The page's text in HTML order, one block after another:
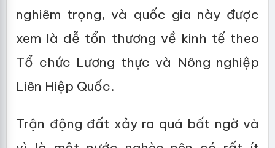
nghiêm trọng, và quốc gia này được
xem là dễ tổn thương về kinh tế theo
Tổ chức Lương thực và Nông nghiệp
Liên Hiệp Quốc.
Trận động đất xảy ra quá bất ngờ và